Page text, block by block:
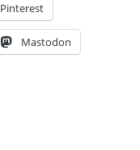
Pinterest
Mastodon